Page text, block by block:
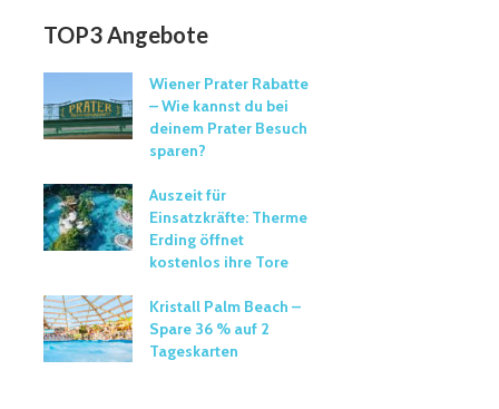
TOP3 Angebote
Wiener Prater Rabatte
– Wie kannst du bei
deinem Prater Besuch
sparen?
Auszeit für
Einsatzkräfte: Therme
Erding öffnet
kostenlos ihre Tore
Kristall Palm Beach –
Spare 36 % auf 2
Tageskarten